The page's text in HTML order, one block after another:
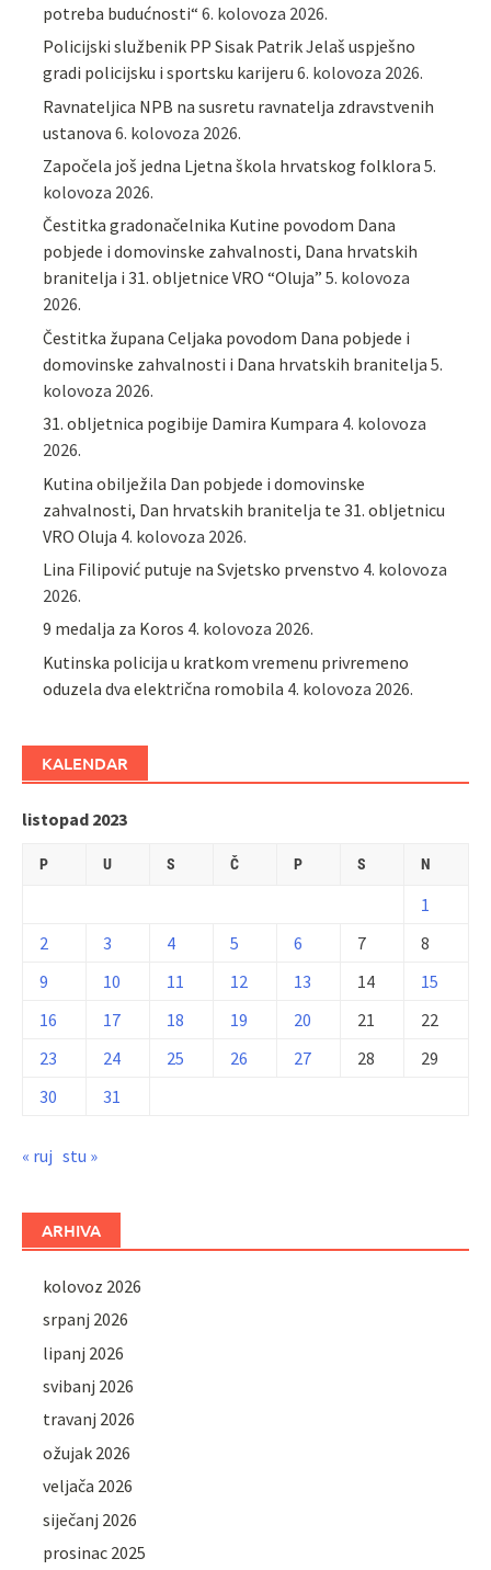
potreba budućnosti“ 6. kolovoza 2026.
Policijski službenik PP Sisak Patrik Jelaš uspješno
gradi policijsku i sportsku karijeru 6. kolovoza 2026.
Ravnateljica NPB na susretu ravnatelja zdravstvenih
ustanova 6. kolovoza 2026.
Započela još jedna Ljetna škola hrvatskog folklora 5.
kolovoza 2026.
Čestitka gradonačelnika Kutine povodom Dana
pobjede i domovinske zahvalnosti, Dana hrvatskih
branitelja i 31. obljetnice VRO “Oluja” 5. kolovoza
2026.
Čestitka župana Celjaka povodom Dana pobjede i
domovinske zahvalnosti i Dana hrvatskih branitelja 5.
kolovoza 2026.
31. obljetnica pogibije Damira Kumpara 4. kolovoza
2026.
Kutina obilježila Dan pobjede i domovinske
zahvalnosti, Dan hrvatskih branitelja te 31. obljetnicu
VRO Oluja 4. kolovoza 2026.
Lina Filipović putuje na Svjetsko prvenstvo 4. kolovoza
2026.
9 medalja za Koros 4. kolovoza 2026.
Kutinska policija u kratkom vremenu privremeno
oduzela dva električna romobila 4. kolovoza 2026.
KALENDAR
listopad 2023
P U S Č P S N
1
2
3 4 5 6 7
8
9
10 11 12 13 14
15
16
17 18 19 20 21
22
23
24 25 26 27 28
29
30
31
« ruj stu »
ARHIVA
kolovoz 2026
srpanj 2026
lipanj 2026
svibanj 2026
travanj 2026
ožujak 2026
veljača 2026
siječanj 2026
prosinac 2025